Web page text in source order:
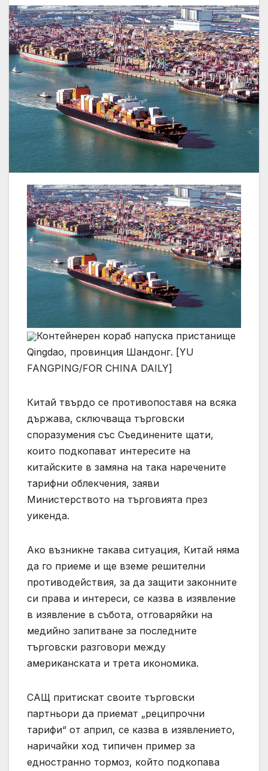
Контейнерен кораб напуска пристанище
Qingdao, провинция Шандонг. [YU
FANGPING/FOR CHINA DAILY]
Китай твърдо се противопоставя на всяка
държава, сключваща търговски
споразумения със Съединените щати,
които подкопават интересите на
китайските в замяна на така наречените
тарифни облекчения, заяви
Министерството на търговията през
уикенда.
Ако възникне такава ситуация, Китай няма
да го приеме и ще вземе решителни
противодействия, за да защити законните
си права и интереси, се казва в изявление
в изявление в събота, отговаряйки на
медийно запитване за последните
търговски разговори между
американската и трета икономика.
САЩ притискат своите търговски
партньори да приемат „реципрочни
тарифи“ от април, се казва в изявлението,
наричайки ход типичен пример за
едностранно тормоз, който подкопава